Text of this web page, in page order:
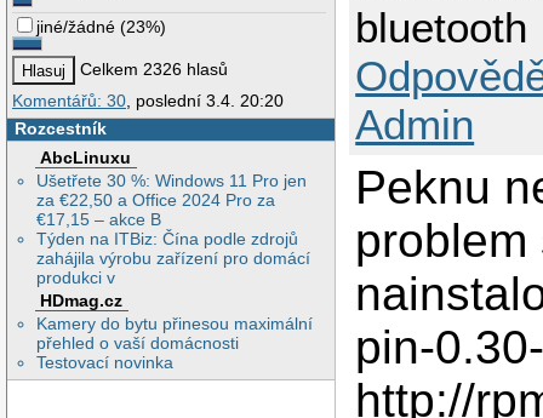
jiné/žádné (23%)
Celkem 2326 hlasů
Komentářů: 30 , poslední 3.4. 20:20
Rozcestník
AbcLinuxu
Ušetřete 30 %: Windows 11 Pro jen
za €22,50 a Office 2024 Pro za
€17,15 – akce B
Týden na ITBiz: Čína podle zdrojů
zahájila výrobu zařízení pro domácí
produkci v
HDmag.cz
Kamery do bytu přinesou maximální
přehled o vaší domácnosti
Testovací novinka
bluetooth
Admin
Peknu
pin-
http://